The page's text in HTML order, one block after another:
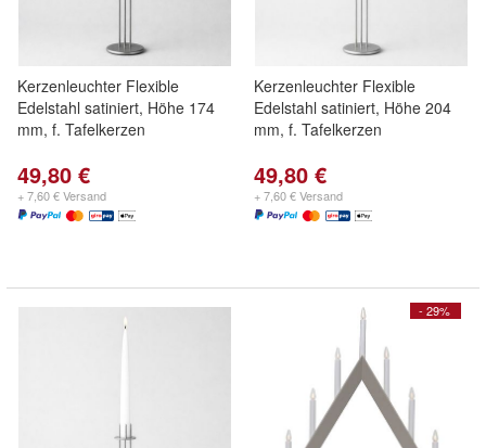
Kerzenleuchter Flexible
Edelstahl satiniert, Höhe 174
mm, f. Tafelkerzen
49,80 €
+ 7,60 € Versand
Kerzenleuchter Flexible
Edelstahl satiniert, Höhe 204
mm, f. Tafelkerzen
49,80 €
+ 7,60 € Versand
- 29%